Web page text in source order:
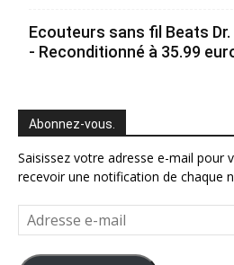
Ecouteurs sans fil Beats
- Reconditionné à 35.99
Abonnez-vous.
Saisissez votre adresse e-mail pour
recevoir une notification de chaque
Adresse
e-
mail